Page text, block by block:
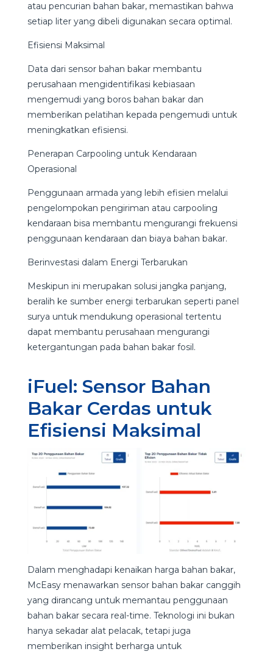
atau pencurian bahan bakar, memastikan bahwa
setiap liter yang dibeli digunakan secara optimal.
Efisiensi Maksimal
Data dari sensor bahan bakar membantu
perusahaan mengidentifikasi kebiasaan
mengemudi yang boros bahan bakar dan
memberikan pelatihan kepada pengemudi untuk
meningkatkan efisiensi.
Penerapan Carpooling untuk Kendaraan
Operasional
Penggunaan armada yang lebih efisien melalui
pengelompokan pengiriman atau carpooling
kendaraan bisa membantu mengurangi frekuensi
penggunaan kendaraan dan biaya bahan bakar.
Berinvestasi dalam Energi Terbarukan
Meskipun ini merupakan solusi jangka panjang,
beralih ke sumber energi terbarukan seperti panel
surya untuk mendukung operasional tertentu
dapat membantu perusahaan mengurangi
ketergantungan pada bahan bakar fosil.
iFuel: Sensor Bahan
Bakar Cerdas untuk
Efisiensi Maksimal
Dalam menghadapi kenaikan harga bahan bakar,
McEasy menawarkan sensor bahan bakar canggih
yang dirancang untuk memantau penggunaan
bahan bakar secara real-time. Teknologi ini bukan
hanya sekadar alat pelacak, tetapi juga
memberikan insight berharga untuk